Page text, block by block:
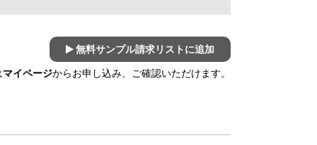
無料サンプル請求リストに追加
マイページからお申し込み、ご確認いただけます。